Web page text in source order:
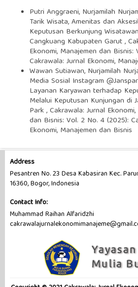
Putri Anggraeni, Nurjamilah
Tarik Wisata, Amenitas dan
Keputusan Berkunjung
Cangkuang Kabupaten Garut,
Ekonomi, Manajemen dan
Cakrawala: Jurnal Ekonomi,
Wawan Sutiawan, Nurjamilah
Media Sosial Instagram
Layanan Karyawan terhadap
Melalui Keputusan Kunjungan di
Park,Cakrawala: Jurnal
dan Bisnis: Vol. 2 No. 4 (2025):
Ekonomi, Manajemen dan Bisnis
Address
Pesantren No. 23 Desa Kabasiran Kec.
16360, Bogor, Indonesia
Contact Info:
Muhammad Raihan Alfaridzhi